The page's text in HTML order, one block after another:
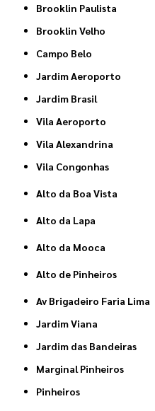
Brooklin Paulista
Brooklin Velho
Campo Belo
Jardim Aeroporto
Jardim Brasil
Vila Aeroporto
Vila Alexandrina
Vila Congonhas
Alto da Boa Vista
Alto da Lapa
Alto da Mooca
Alto de Pinheiros
Av Brigadeiro Faria Lima
Jardim Viana
Jardim das Bandeiras
Marginal Pinheiros
Pinheiros